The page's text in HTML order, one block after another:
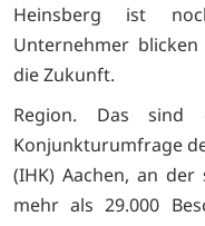
Heinsberg ist
Unternehmer
die Zukunft.
Region. Das sind
Konjunkturumfrage
(IHK) Aachen, an
mehr als 29.000